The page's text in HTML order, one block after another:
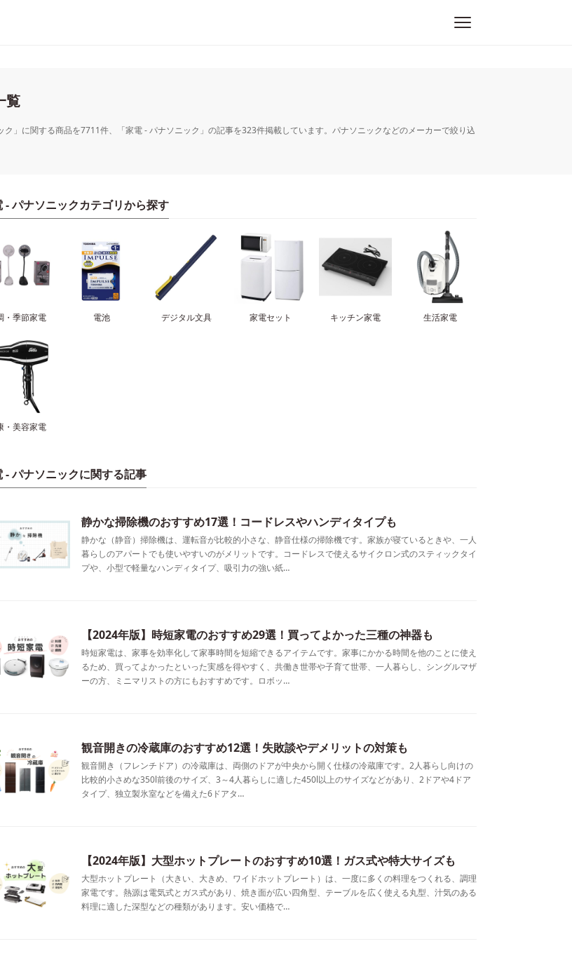
覧
」に関する商品を7711件、「家電 - パナソニック」の記事を323件掲載しています。パナソニックなどのメーカーで絞り込
- パナソニックカテゴリから探す
・季節家電 電池 デジタル文具 家電セット キッチン家電 生活家電
・美容家電
- パナソニックに関する記事
静かな掃除機のおすすめ17選！コードレスやハンディタイプも
静かな（静音）掃除機は、運転音が比較的小さな、静音仕様の掃除機です。家族が寝ているときや、一人
暮らしのアパートでも使いやすいのがメリットです。コードレスで使えるサイクロン式のスティックタイ
プや、小型で軽量なハンディタイプ、吸引力の強い紙…
【2024年版】時短家電のおすすめ29選！買ってよかった三種の神器も
時短家電は、家事を効率化して家事時間を短縮できるアイテムです。家事にかかる時間を他のことに使え
るため、買ってよかったといった実感を得やすく、共働き世帯や子育て世帯、一人暮らし、シングルマザ
ーの方、ミニマリストの方にもおすすめです。ロボッ…
観音開きの冷蔵庫のおすすめ12選！失敗談やデメリットの対策も
観音開き（フレンチドア）の冷蔵庫は、両側のドアが中央から開く仕様の冷蔵庫です。2人暮らし向けの
比較的小さめな350l前後のサイズ、3～4人暮らしに適した450l以上のサイズなどがあり、2ドアや4ドア
タイプ、独立製氷室などを備えた6ドアタ…
【2024年版】大型ホットプレートのおすすめ10選！ガス式や特大サイズも
大型ホットプレート（大きい、大きめ、ワイドホットプレート）は、一度に多くの料理をつくれる、調理
家電です。熱源は電気式とガス式があり、焼き面が広い四角型、テーブルを広く使える丸型、汁気のある
料理に適した深型などの種類があります。安い価格で…